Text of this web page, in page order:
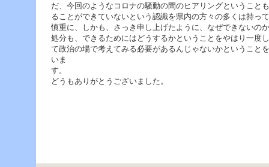
だ、今回のようなコロナの騒動の間のヒアリングということ
ることができていないという認識を県内の方々の多くは持っ
慎重に、しかも、さっき申し上げたように、なぜできないの
処分も、できるためにはどうするかということをやはり一度
て政治の場で考えてみる必要があるんじゃないかということ
いま
す
どうもありがとうございました。